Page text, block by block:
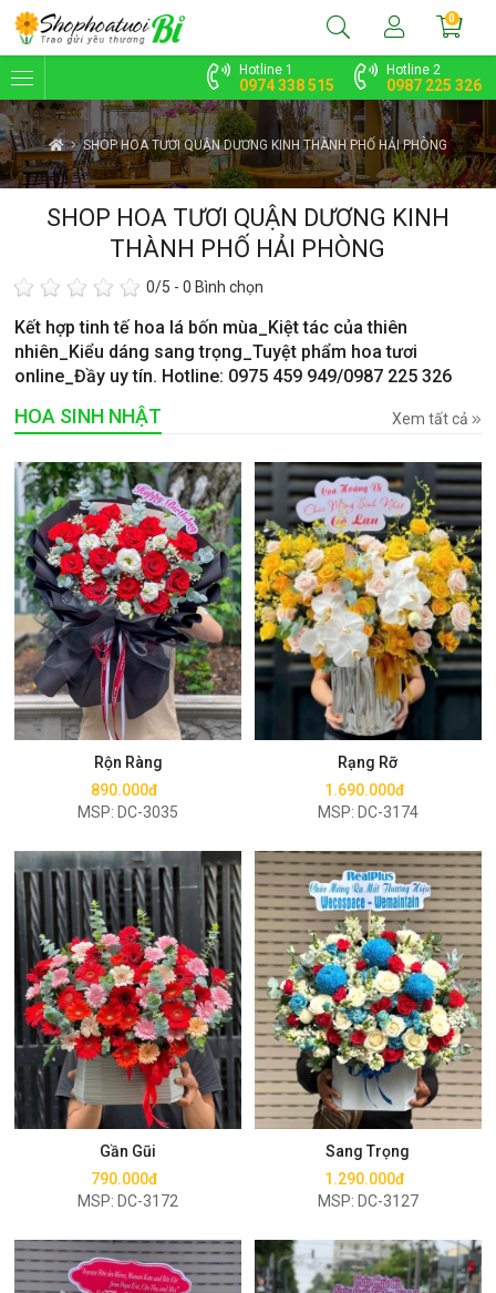
Hotline 1
0974 338 515
Hotline 2
0987 225 326
0
SHOP HOA TƯƠI QUẬN DƯƠNG KINH THÀNH PHỐ HẢI PHÒNG
SHOP HOA TƯƠI QUẬN DƯƠNG KINH
THÀNH PHỐ HẢI PHÒNG
0/5 -0 Bình chọn
Kết hợp tinh tế hoa lá bốn mùa_Kiệt tác của thiên
nhiên_Kiểu dáng sang trọng_Tuyệt phẩm hoa tươi
online_Đầy uy tín. Hotline: 0975 459 949/0987 225 326
HOA SINH NHẬT Xem tất cả
Rộn Ràng
890.000đ
MSP: DC-3035
Mua ngay
Rạng Rỡ
1.690.000đ
MSP: DC-3174
Mua ngay
Gần Gũi
790.000đ
MSP: DC-3172
Mua ngay
Sang Trọng
1.290.000đ
MSP: DC-3127
Mua ngay